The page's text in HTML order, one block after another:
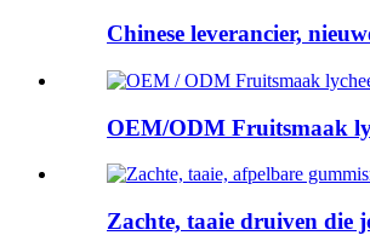
Chinese leverancier,
OEM/ODM Fruitsmaak
Zachte, taaie druiven die